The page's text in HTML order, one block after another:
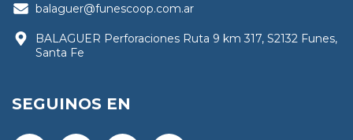
balaguer@funescoop.com.ar
BALAGUER Perforaciones Ruta 9 km 317, S2132 Funes,
Santa Fe
SEGUINOS EN